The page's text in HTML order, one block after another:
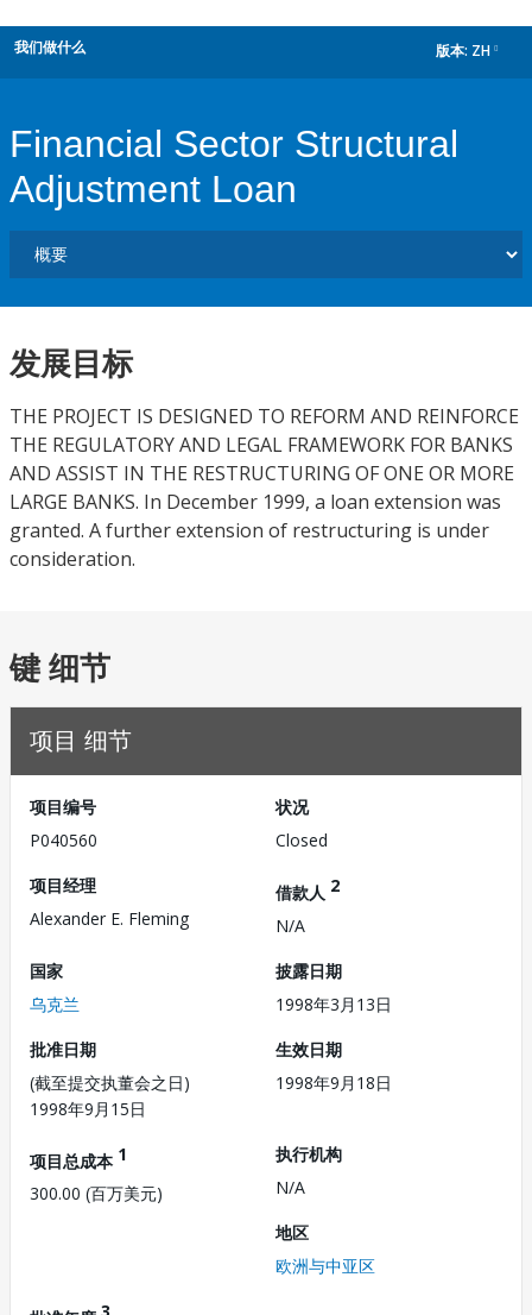
我们做什么 版本: ZH
Financial Sector Structural
Adjustment Loan
发展目标
THE PROJECT IS DESIGNED TO REFORM AND REINFORCE
THE REGULATORY AND LEGAL FRAMEWORK FOR BANKS
AND ASSIST IN THE RESTRUCTURING OF ONE OR MORE
LARGE BANKS. In December 1999, a loan extension was
granted. A further extension of restructuring is under
consideration.
键 细节
项目 细节
项目编号
P040560
状况
Closed
项目经理
Alexander E. Fleming
借款人 2
N/A
国家
乌克兰
披露日期
1998年3月13日
批准日期
(截至提交执董会之日)
1998年9月15日
生效日期
1998年9月18日
项目总成本 1
300.00 (百万美元)
执行机构
N/A
地区
欧洲与中亚区
3